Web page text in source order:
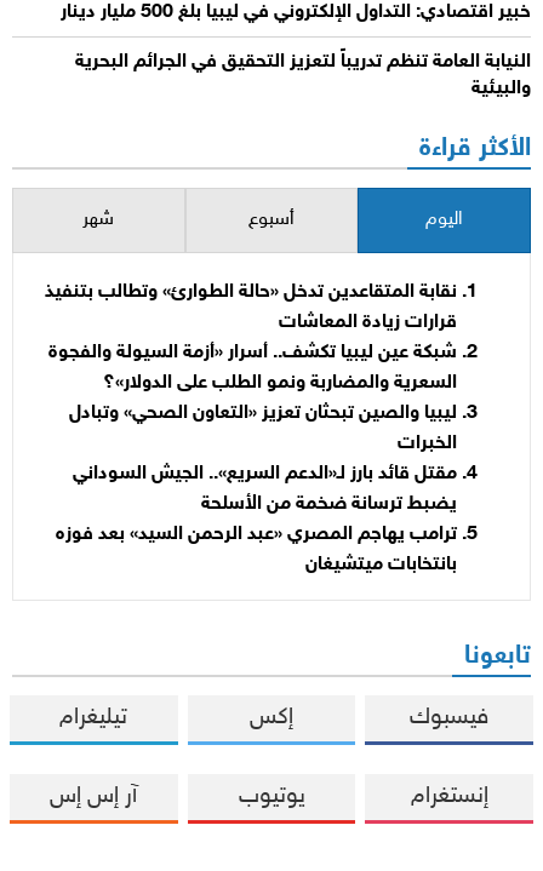
خبير اقتصادي: التداول الإلكتروني في ليبيا بلغ 500 مليار دينار
النيابة العامة تنظم تدريباً لتعزيز التحقيق في الجرائم البحرية
والبيئية
الأكثر قراءة
اليوم أسبوع شهر
نقابة المتقاعدين تدخل «حالة الطوارئ» وتطالب بتنفيذ
قرارات زيادة المعاشات
شبكة عين ليبيا تكشف.. أسرار «أزمة السيولة والفجوة
السعرية والمضاربة ونمو الطلب على الدولار»؟
ليبيا والصين تبحثان تعزيز «التعاون الصحي» وتبادل
الخبرات
مقتل قائد بارز لـ«الدعم السريع».. الجيش السوداني
يضبط ترسانة ضخمة من الأسلحة
ترامب يهاجم المصري «عبد الرحمن السيد» بعد فوزه
بانتخابات ميتشيغان
تابعونا
فيسبوك إكس تيليغرام
إنستغرام يوتيوب آر إس إس